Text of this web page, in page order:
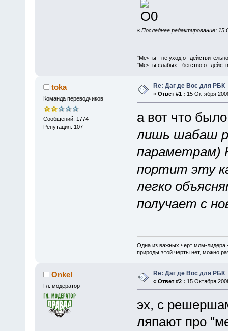
« Последнее редактирование:
"Мечты - не уход от
"Мечты слабых - бегство от
toka
Команда переводчиков
Сообщений: 1774
Репутация: 107
Re: Даг де Вос для РБК
« Ответ #1 : 15 Октября
а вот что
лишь шабаш
параметрам)
портит эту
легко
получает с
Одна из важных черт млм-лидера
природы этой черты нет, можно
Onkel
Гл. модератор
Re: Даг де Вос для РБК
« Ответ #2 : 15 Октября
эх, с
ляпают про